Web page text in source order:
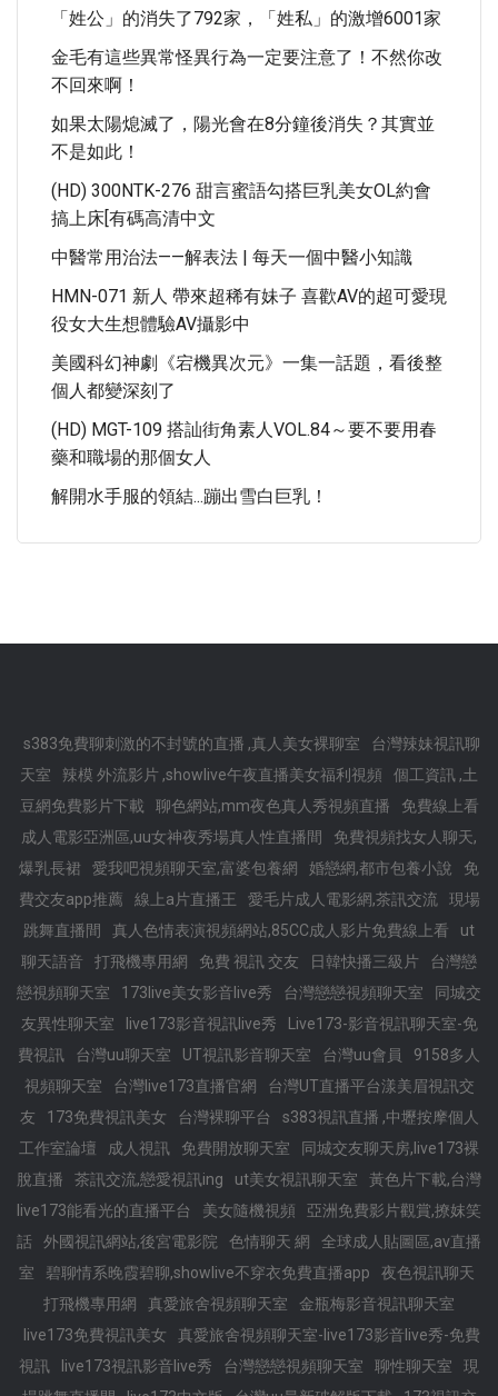
「姓公」的消失了792家，「姓私」的激增6001家
金毛有這些異常怪異行為一定要注意了！不然你改
不回來啊！
如果太陽熄滅了，陽光會在8分鐘後消失？其實並
不是如此！
(HD) 300NTK-276 甜言蜜語勾搭巨乳美女OL約會
搞上床[有碼高清中文
中醫常用治法——解表法 | 每天一個中醫小知識
HMN-071 新人 帶來超稀有妹子 喜歡AV的超可愛現
役女大生想體驗AV攝影中
美國科幻神劇《宕機異次元》一集一話題，看後整
個人都變深刻了
(HD) MGT-109 搭訕街角素人VOL.84～要不要用春
藥和職場的那個女人
解開水手服的領結...蹦出雪白巨乳！
s383免費聊刺激的不封號的直播 ,真人美女裸聊室
台灣辣妹視訊聊
天室
辣模 外流影片 ,showlive午夜直播美女福利視頻
個工資訊 ,土
豆網免費影片下載
聊色網站,mm夜色真人秀視頻直播
免費線上看
成人電影亞洲區,uu女神夜秀場真人性直播間
免費視頻找女人聊天,
爆乳長裙
愛我吧視頻聊天室,富婆包養網 婚戀網,都市包養小說
免
費交友app推薦
線上a片直播王 愛毛片成人電影網,茶訊交流
現場
跳舞直播間
真人色情表演視頻網站,85CC成人影片免費線上看
ut
聊天語音
打飛機專用網 免費 視訊 交友 日韓快播三級片
台灣戀
戀視頻聊天室
173live美女影音live秀 台灣戀戀視頻聊天室
同城交
友異性聊天室
live173影音視訊live秀
Live173-影音視訊聊天室-免
費視訊
台灣uu聊天室 UT視訊影音聊天室 台灣uu會員
9158多人
視頻聊天室
台灣live173直播官網
台灣UT直播平台漾美眉視訊交
友
173免費視訊美女 台灣裸聊平台
s383視訊直播 ,中壢按摩個人
工作室論壇
成人視訊 免費開放聊天室
同城交友聊天房,live173裸
脫直播
茶訊交流,戀愛視訊ing ut美女視訊聊天室
黃色片下載,台灣
live173能看光的直播平台
美女隨機視頻
亞洲免費影片觀賞,撩妺笑
話
外國視訊網站,後宮電影院 色情聊天 網
全球成人貼圖區,av直播
室
碧聊情系晚霞碧聊,showlive不穿衣免費直播app
夜色視訊聊天
打飛機專用網
真愛旅舍視頻聊天室
金瓶梅影音視訊聊天室
live173免費視訊美女
真愛旅舍視頻聊天室-live173影音live秀-免費
視訊
live173視訊影音live秀 台灣戀戀視頻聊天室 聊性聊天室
現